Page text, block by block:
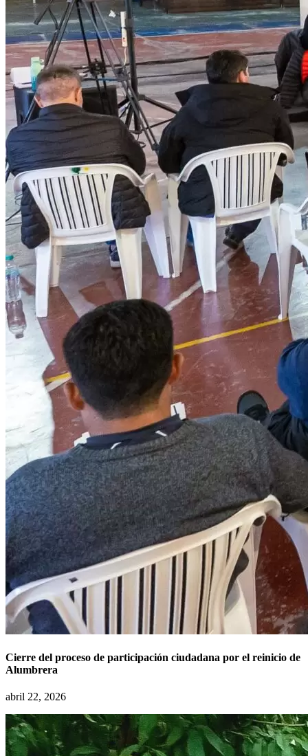
Cierre del proceso de participación ciudadana por el reinicio de
Alumbrera
abril 22, 2026